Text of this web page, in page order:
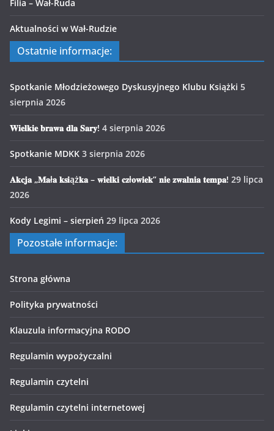
Filia – Wał-Ruda
Aktualności w Wał-Rudzie
Ostatnie informacje:
Spotkanie Młodzieżowego Dyskusyjnego Klubu Książki 5
sierpnia 2026
𝐖𝐢𝐞𝐥𝐤𝐢𝐞 𝐛𝐫𝐚𝐰𝐚 𝐝𝐥𝐚 𝐒𝐚𝐫𝐲! 4 sierpnia 2026
Spotkanie MDKK 3 sierpnia 2026
𝐀𝐤𝐜𝐣𝐚 „𝐌𝐚ł𝐚 𝐤𝐬𝐢ąż𝐤𝐚 – 𝐰𝐢𝐞𝐥𝐤𝐢 𝐜𝐳ł𝐨𝐰𝐢𝐞𝐤” 𝐧𝐢𝐞 𝐳𝐰𝐚𝐥𝐧𝐢𝐚 𝐭𝐞𝐦𝐩𝐚! 29 lipca
2026
Kody Legimi – sierpień 29 lipca 2026
Pozostałe informacje:
Strona główna
Polityka prywatności
Klauzula informacyjna RODO
Regulamin wypożyczalni
Regulamin czytelni
Regulamin czytelni internetowej